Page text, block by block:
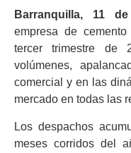
Barranquilla, 11
empresa de
tercer trimestre de
volúmenes,
comercial y en las
mercado en todas las
Los despachos
meses corridos del